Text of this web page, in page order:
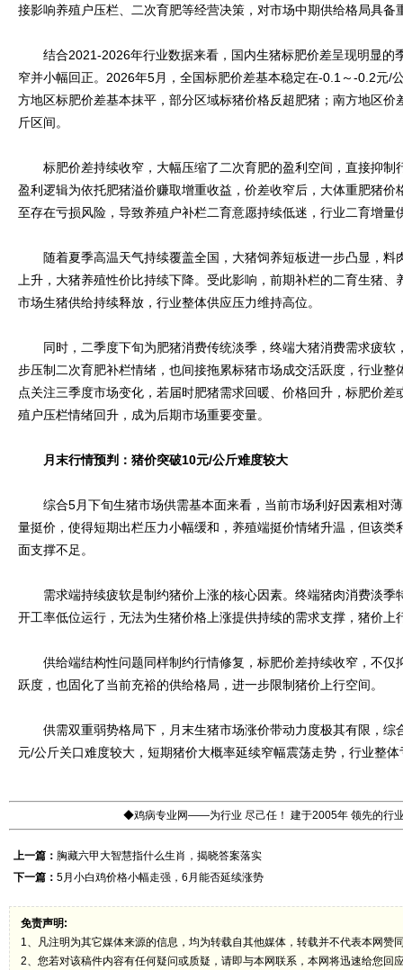
接影响养殖户压栏、二次育肥等经营决策，对市场中期供给格局具备
结合2021-2026年行业数据来看，国内生猪标肥价差呈现明显的
窄并小幅回正。2026年5月，全国标肥价差基本稳定在-0.1～-0.2元/
方地区标肥价差基本抹平，部分区域标猪价格反超肥猪；南方地区
斤区间。
标肥价差持续收窄，大幅压缩了二次育肥的盈利空间，直接抑制
盈利逻辑为依托肥猪溢价赚取增重收益，价差收窄后，大体重肥猪价
至存在亏损风险，导致养殖户补栏二育意愿持续低迷，行业二育增量
随着夏季高温天气持续覆盖全国，大猪饲养短板进一步凸显，料
上升，大猪养殖性价比持续下降。受此影响，前期补栏的二育生猪、
市场生猪供给持续释放，行业整体供应压力维持高位。
同时，二季度下旬为肥猪消费传统淡季，终端大猪消费需求疲软
步压制二次育肥补栏情绪，也间接拖累标猪市场成交活跃度，行业整
点关注三季度市场变化，若届时肥猪需求回暖、价格回升，标肥价
殖户压栏情绪回升，成为后期市场重要变量。
月末行情预判：猪价突破10元/公斤难度较大
综合5月下旬生猪市场供需基本面来看，当前市场利好因素相对
量挺价，使得短期出栏压力小幅缓和，养殖端挺价情绪升温，但该类
面支撑不足。
需求端持续疲软是制约猪价上涨的核心因素。终端猪肉消费淡季
开工率低位运行，无法为生猪价格上涨提供持续的需求支撑，猪价上
供给端结构性问题同样制约行情修复，标肥价差持续收窄，不仅
跃度，也固化了当前充裕的供给格局，进一步限制猪价上行空间。
供需双重弱势格局下，月末生猪市场涨价带动力度极其有限，综
元/公斤关口难度较大，短期猪价大概率延续窄幅震荡走势，行业整
◆鸡病专业网——为行业 尽己任！ 建于2005年 领先的行
上一篇： 胸藏六甲大智慧指什么生肖，揭晓答案落实
下一篇： 5月小白鸡价格小幅走强，6月能否延续涨势
免责声明:
1、凡注明为其它媒体来源的信息，均为转载自其他媒体，转载并不代表本网赞
2、您若对该稿件内容有任何疑问或质疑，请即与本网联系，本网将迅速给您回